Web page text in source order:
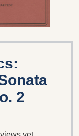
2
yet